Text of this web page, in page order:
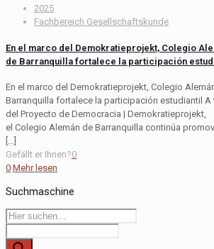
2025
Fachbereich Gesellschaftskunde
En el marco del Demokratieprojekt, Colegio
de Barranquilla fortalece la participación
En el marco del Demokratieprojekt, Colegio
Barranquilla fortalece la participación estudiantil A
del Proyecto de Democracia | Demokratieprojekt,
el Colegio Alemán de Barranquilla continúa
[…]
Gefällt er Ihnen?0
0 Mehr lesen
Suchmaschine